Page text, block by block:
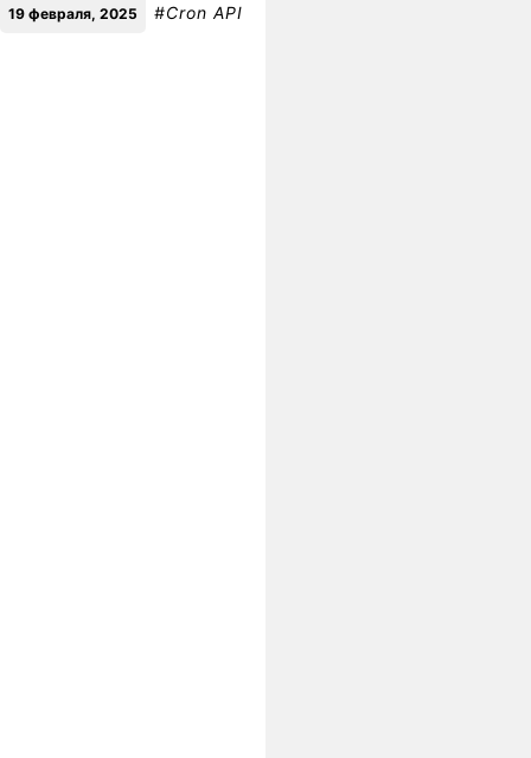
19 февраля, 2025 #Cron API